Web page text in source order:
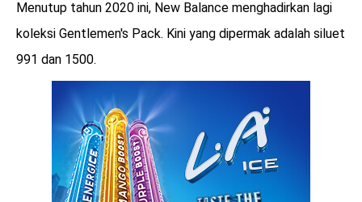
benefit
menarik
Menutup tahun 2020 ini, New Balance menghadirkan lagi
koleksi Gentlemen's Pack. Kini yang dipermak adalah siluet
991 dan 1500.